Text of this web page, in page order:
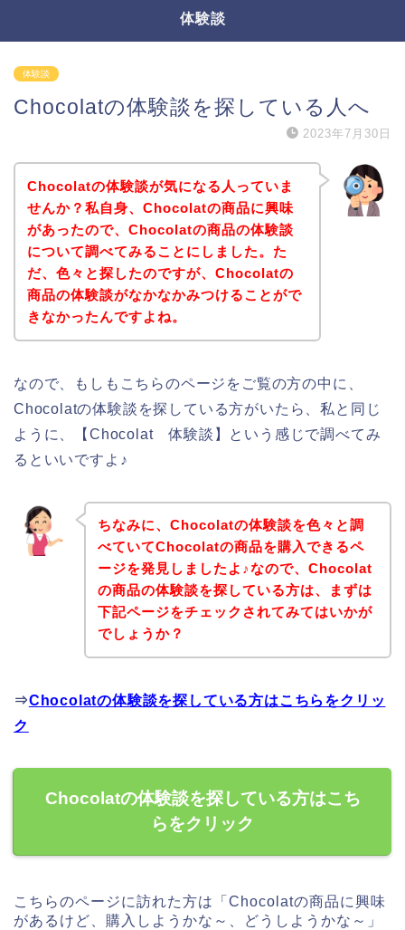
体験談
体験談
Chocolatの体験談を探している人へ
2023年7月30日
Chocolatの体験談が気になる人っていま
せんか？私自身、Chocolatの商品に興味
があったので、Chocolatの商品の体験談
について調べてみることにしました。た
だ、色々と探したのですが、Chocolatの
商品の体験談がなかなかみつけることがで
きなかったんですよね。
なので、もしもこちらのページをご覧の方の中に、
Chocolatの体験談を探している方がいたら、私と同じ
ように、【Chocolat 体験談】という感じで調べてみ
るといいですよ♪
ちなみに、Chocolatの体験談を色々と調
べていてChocolatの商品を購入できるペ
ージを発見しましたよ♪なので、Chocolat
の商品の体験談を探している方は、まずは
下記ページをチェックされてみてはいかが
でしょうか？
⇒Chocolatの体験談を探している方はこちらをクリッ
ク
Chocolatの体験談を探している方はこち
らをクリック
こちらのページに訪れた方は「Chocolatの商品に興味
があるけど、購入しようかな～、どうしようかな～」